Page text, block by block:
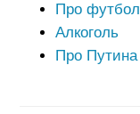
Про футбол
Алкоголь
Про Путина